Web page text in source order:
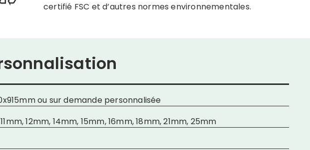
certifié FSC et d’autres normes environnementales.
ou sur demande personnalisée
12mm, 14mm, 15mm, 16mm, 18mm, 21mm, 25mm